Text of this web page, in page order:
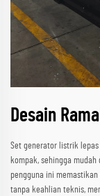
Desain
Set generator listrik
kompak, sehingga
pengguna ini
tanpa keahlian teknis,